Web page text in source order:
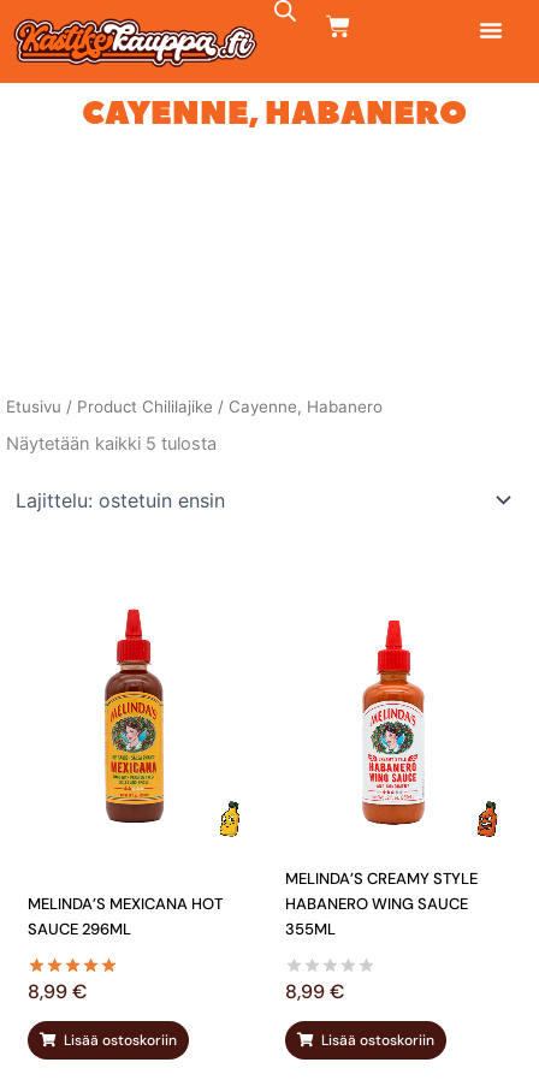
Siirry
sisältöön
CART
CAYENNE, HABANERO
Etusivu / Product Chililajike / Cayenne, Habanero
Näytetään kaikki 5 tulosta
MELINDA’S MEXICANA HOT
SAUCE 296ML
8,99€
Lisää ostoskoriin
MELINDA’S CREAMY STYLE
HABANERO WING SAUCE
355ML
8,99€
Lisää ostoskoriin